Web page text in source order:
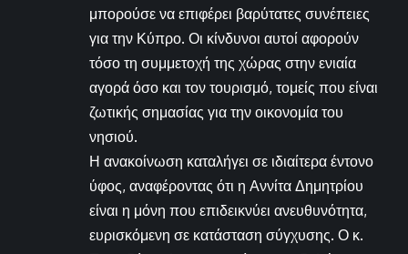
μπορούσε να επιφέρει βαρύτατες συνέπειες
για την Κύπρο. Οι κίνδυνοι αυτοί αφορούν
τόσο τη συμμετοχή της χώρας στην ενιαία
αγορά όσο και τον τουρισμό, τομείς που είναι
ζωτικής σημασίας για την οικονομία του
νησιού.
Η ανακοίνωση καταλήγει σε ιδιαίτερα έντονο
ύφος, αναφέροντας ότι η Αννίτα Δημητρίου
είναι η μόνη που επιδεικνύει ανευθυνότητα,
ευρισκόμενη σε κατάσταση σύγχυσης. Ο κ.